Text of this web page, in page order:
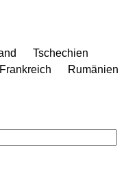
Tschechien
Frankreich
Rumänien